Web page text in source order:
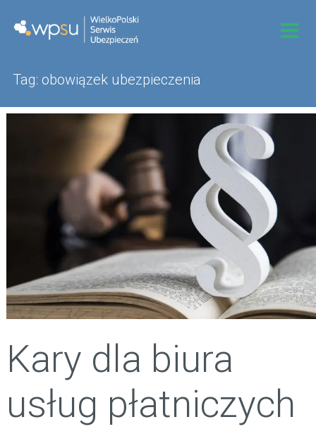
Skip to content
Tag: obowiązek ubezpieczenia
Kary dla biura
usług płatniczych